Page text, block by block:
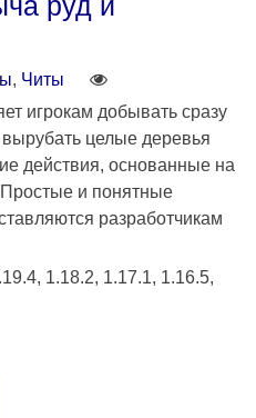
, Читы
игрокам добывать сразу
целые деревья
действия, основанные на
Простые и понятные
разработчикам
1.18.2, 1.17.1, 1.16.5,